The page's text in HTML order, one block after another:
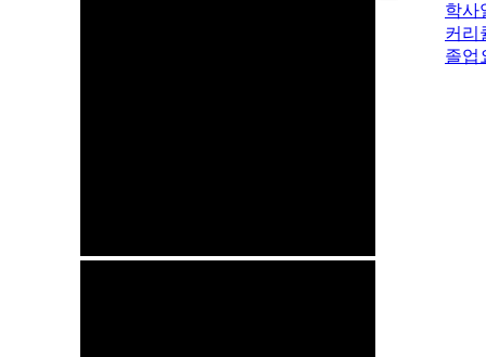
학사
커리
졸업